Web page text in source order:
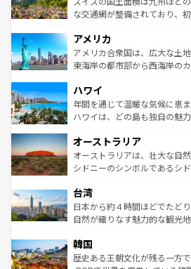
を参照してほしい。
戦など、本場だからこそでき
ンツ一覧を参照してほしい。
な交通網が整備されており、
の建物がそのまま残る町や、
博物館もあり、アルプス観光
ことができる。国民の所得が
ば市内交通費無料で観光を楽しむこ
着のスイス情報はコンテンツ
アメリカ
アメリカ合衆国は、広大な土
東海岸の都市部から西海岸の
のような巨大都市は、観光、
ンメントが詰まった刺激的な
西部には大自然が広がり、グ
部のニューオーリンズでは、
文化が魅力。旅行者はアメリ
しみながら、その多様性と豊
ならではの贅沢な旅のスタイルだ。 なお、新着の
情報はコンテンツ一覧を参照
ハワイ
年間を通じて温暖な気候に恵
ハワイは、どの島も独自の魅
ワイ島は見逃せない。また、
島だが、静かな自然を求める
おすすめ。エメラルドグリー
れるおもてなしの心で訪れる
人々、おいしいローカルフー
ク、伝統的なフラダンスなど
ワイを、存分に味わってほしい。 なお、新着のハワイ
はコンテンツ一覧を参照して
オーストラリア
オーストラリアは、壮大な自
シドニーのシンボルであるシ
リアリーフや大陸中央部にそ
ク）、タスマニアの美しい原
ど、見どころがたくさん。ま
いる。アクティビティも充実
ビング、ハイキングなど、ア
台湾
日本から約４時間ほどでたど
自然が織りなす魅力的な観光
ン）、静ひつな山岳地帯であ
と山間の静けさが共存してお
韓国
歴史ある王朝文化が残る一方